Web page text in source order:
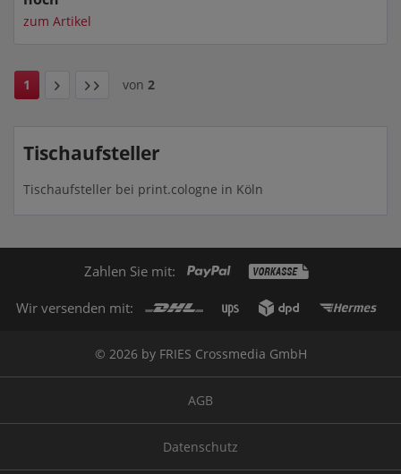
zum Artikel
1 von 2
Tischaufsteller
Tischaufsteller bei print.cologne in Köln
Zahlen Sie mit:
Wir versenden mit:
© 2026 by FRIES Crossmedia GmbH
AGB
Datenschutz